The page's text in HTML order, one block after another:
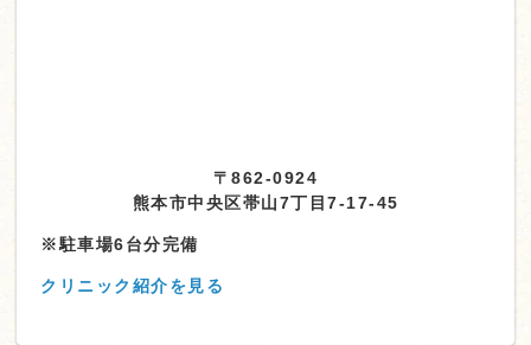
〒862-0924
熊本市中央区帯山7丁目7-17-45
※駐車場6台分完備
クリニック紹介を見る